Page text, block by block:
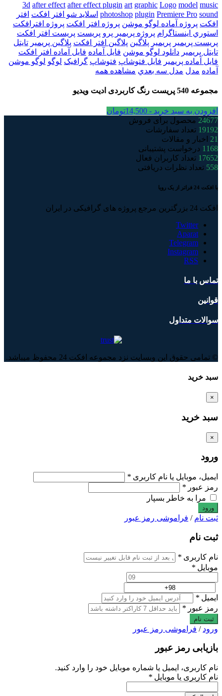
3d after effect after effect plugin art graphic Logo model music
photoshop plugin Premiere Pro sound اسلايد شو افتر افکت افتر
افکت پروژه آماده لوگو موشن پروژه افتر افکت پروژه افترافکت
استوري اينستاگرام پروژه پريمير پرو پريست پريست افتر افکت
پريست پريمير پريمير پلاگين پلاگين افتر افکت پلاگين پريمير تايتل
تايتل پريمير دانلود لوگو موشن فايل آماده فايل آماده افتر افکت
فايل آماده پريمير فايل فتوشاپ فتوشاپ گرافيک لوگو لوگو موشن
آماده مدل مدل سه بعدي مشاهده همه
مجموعه 540 پریست رنگ کاربردی ادیت ویدیو
افزودن به سبد خرید - 14,500تومان
24677 محصول برای فروش
19192 تعداد سفارشات
21 اخبار و مقالات
1168 درخواست پشتیبانی
17652 تعداد کاربران فعال
558 تعداد نظرات دریافتی
با افکت 24 فراتر از یک رویا
افکت 24 بزرگترین مرجع پروژه های گرافیکی در ایران
Twitter
Aparat
Telegram
Instagram
RSS
تماس با ما
قوانین
سوالات متداول
© تمامی حقوق این وبسایت نزد مجموعه افکت 24 محفوظ میباشد.
سبد خرید
×
سبد خرید
×
ورود
ایمیل، موبایل یا نام کاربری *
رمز عبور *
مرا به خاطر بسپار
ثبت نام / فراموشی رمز عبور
ثبت نام
نام کاربری *
موبایل *
ایمیل *
رمز عبور *
ثبت نام
ورود / فراموشی رمز عبور
بازیابی رمز عبور
نام کاربری، ایمیل یا شماره موبایل خود را وارد کنید.
نام کاربری یا موبایل *